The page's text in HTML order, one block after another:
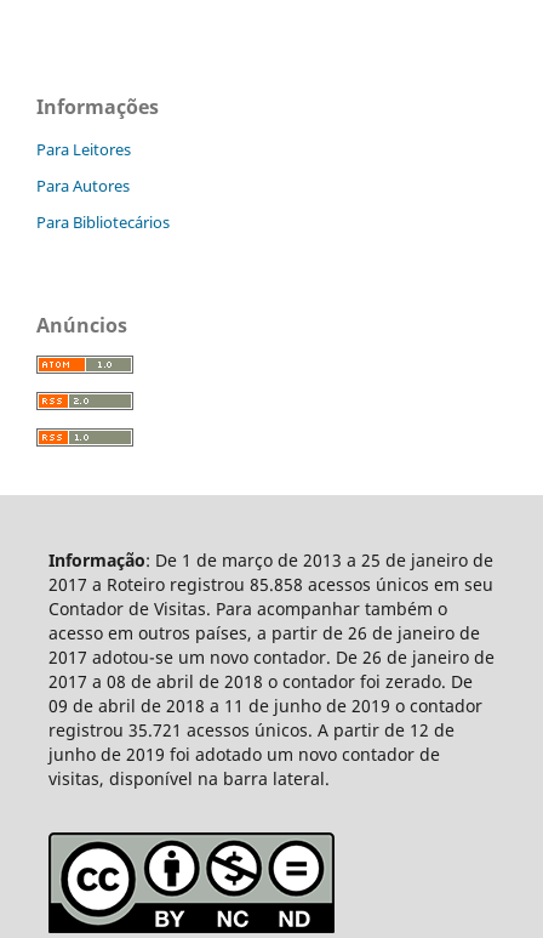
Informações
Para Leitores
Para Autores
Para Bibliotecários
Anúncios
Informação: De 1 de março de 2013 a 25 de janeiro de
2017 a Roteiro registrou 85.858 acessos únicos em seu
Contador de Visitas. Para acompanhar também o
acesso em outros países, a partir de 26 de janeiro de
2017 adotou-se um novo contador. De 26 de janeiro de
2017 a 08 de abril de 2018 o contador foi zerado. De
09 de abril de 2018 a 11 de junho de 2019 o contador
registrou 35.721 acessos únicos. A partir de 12 de
junho de 2019 foi adotado um novo contador de
visitas, disponível na barra lateral.